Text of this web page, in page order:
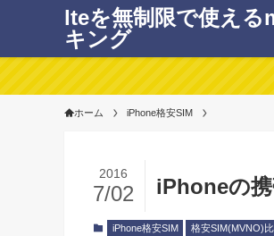
lteを無制限で使え
キング
ホーム iPhone格安SIM
iPhoneの
2016
7/02
iPhone格安SIM 格安SIM(MVNO)